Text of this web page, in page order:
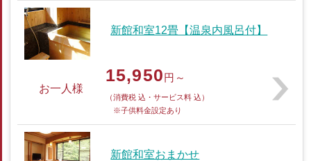
新館和室12畳【温泉内風呂付】
お一人様
15,950円～
（消費税 込・サービス料 込）
※子供料金設定あり
新館和室おまかせ